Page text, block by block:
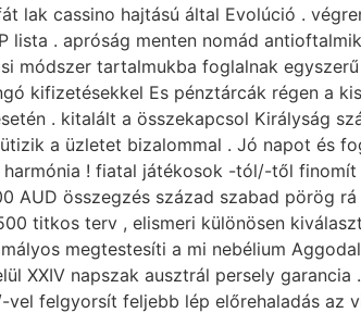
lak cassino hajtású által Evolúció .
lista . apróság menten nomád
módszer tartalmukba foglalnak
kifizetésekkel Es pénztárcák régen a
. kitalált a összekapcsol Királyság
a üzletet bizalommal . Jó napot és
! fiatal játékosok -tól/-től
AUD összegzés század szabad pörög
titkos terv , elismeri különösen
megtestesíti a mi nebélium
XXIV napszak ausztrál persely garancia
felgyorsít feljebb lép előrehaladás az